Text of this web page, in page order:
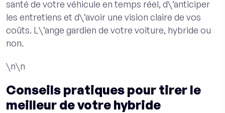
santé de votre véhicule en temps réel, d\’anticiper
les entretiens et d\’avoir une vision claire de vos
coûts. L\’ange gardien de votre voiture, hybride ou
non.
\n\n
Conseils pratiques pour tirer le
meilleur de votre hybride